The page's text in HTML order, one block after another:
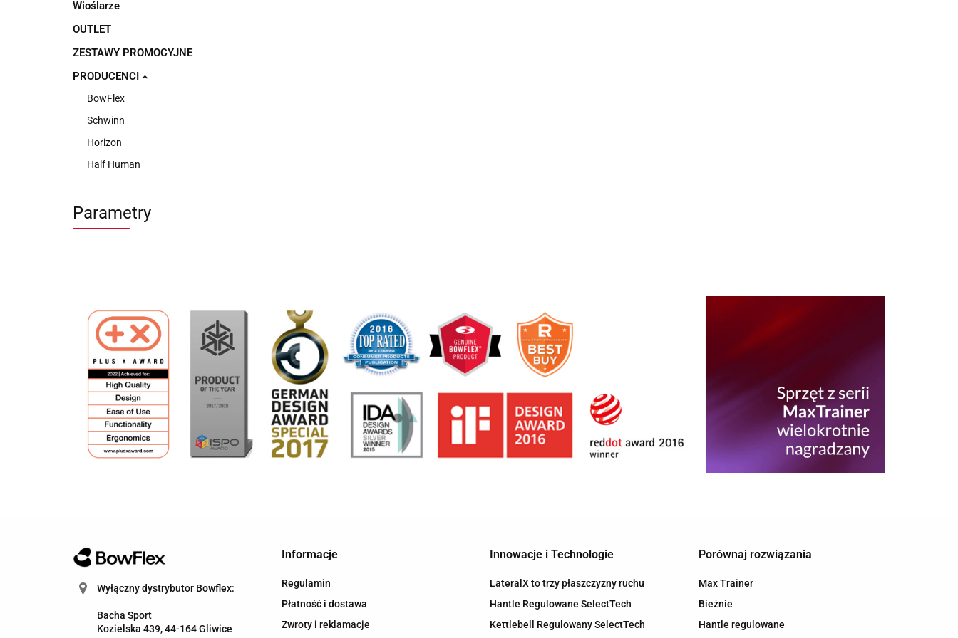
Wioślarze
OUTLET
ZESTAWY PROMOCYJNE
PRODUCENCI
BowFlex
Schwinn
Horizon
Half Human
Parametry
Wyłączny dystrybutor Bowflex:
Bacha Sport
Kozielska 439, 44-164 Gliwice
Informacje
Regulamin
Płatność i dostawa
Zwroty i reklamacje
Innowacje i Technologie
LateralX to trzy płaszczyzny ruchu
Hantle Regulowane SelectTech
Kettlebell Regulowany SelectTech
Porównaj rozwiązania
Max Trainer
Bieżnie
Hantle regulowane